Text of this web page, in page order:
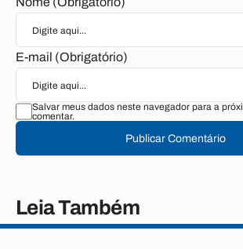
E-mail (Obrigatório)
Salvar meus dados neste navegador para a
comentar.
Publicar Comentário
Leia Também